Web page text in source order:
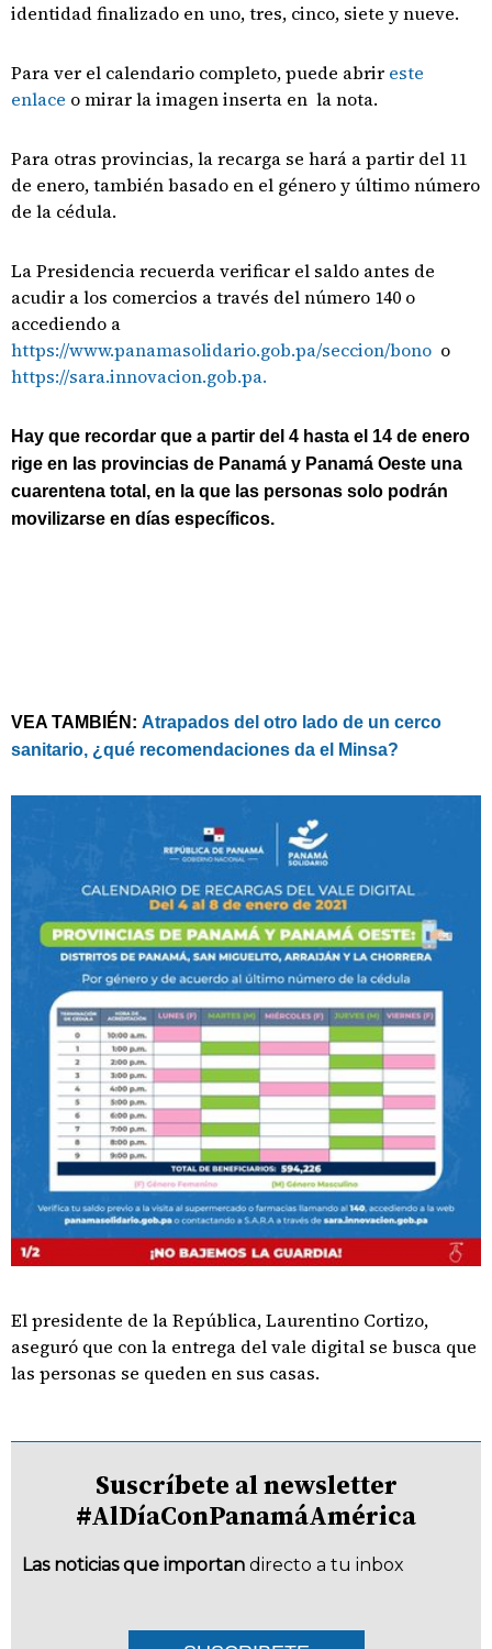
identidad finalizado en uno, tres, cinco, siete y nueve.
Para ver el calendario completo, puede abrir este
enlace o mirar la imagen inserta en la nota.
Para otras provincias, la recarga se hará a partir del 11
de enero, también basado en el género y último número
de la cédula.
La Presidencia recuerda verificar el saldo antes de
acudir a los comercios a través del número 140 o
accediendo a
https://www.panamasolidario.gob.pa/seccion/bono o
https://sara.innovacion.gob.pa.
Hay que recordar que a partir del 4 hasta el 14 de enero
rige en las provincias de Panamá y Panamá Oeste una
cuarentena total, en la que las personas solo podrán
movilizarse en días específicos.
VEA TAMBIÉN: Atrapados del otro lado de un cerco
sanitario, ¿qué recomendaciones da el Minsa?
El presidente de la República, Laurentino Cortizo,
aseguró que con la entrega del vale digital se busca que
las personas se queden en sus casas.
Suscríbete al newsletter
#AlDíaConPanamáAmérica
Las noticias que importan directo a tu inbox